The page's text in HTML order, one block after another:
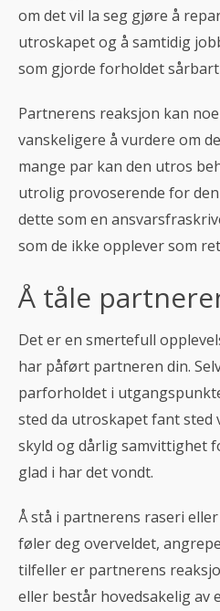
om det vil la seg gjøre å
utroskapet og å samtidig
som gjorde forholdet
Partnerens reaksjon kan
vanskeligere å vurdere om
mange par kan den utros
utrolig provoserende for
dette som en
som de ikke opplever som
Å tåle
Det er en smertefull
har påført partneren din.
parforholdet i
sted da utroskapet fant sted
skyld og dårlig samvittighet
glad i har det vondt.
Å stå i partnerens raseri
føler deg overveldet,
tilfeller er partnerens
eller består hovedsakelig av